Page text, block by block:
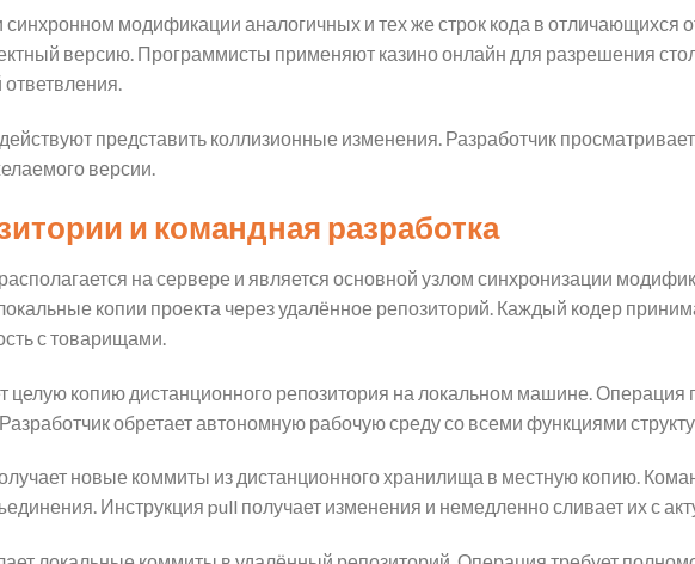
синхронном модификации аналогичных и тех же строк кода в отличающихся
версию. Программисты применяют казино онлайн для разрешения
представить коллизионные изменения. Разработчик
версии.
и командная разработка
на сервере и является основной узлом синхронизации
копии проекта через удалённое репозиторий. Каждый кодер
с товарищами.
целую копию дистанционного репозитория на локальном машине. Операция
обретает автономную рабочую среду со всеми функциями
новые коммиты из дистанционного хранилища в местную копию.
Инструкция pull получает изменения и немедленно сливает их с